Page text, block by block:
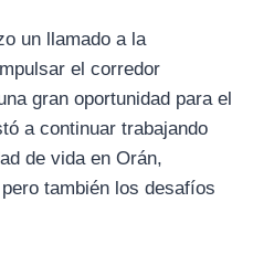
un llamado a la
el corredor
gran oportunidad para el
a continuar trabajando
de vida en Orán,
también los desafíos